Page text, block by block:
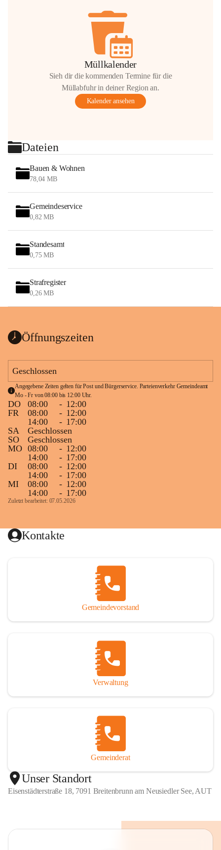
Müllkalender
Sieh dir die kommenden Termine für die
Müllabfuhr in deiner Region an.
Kalender ansehen
Dateien
Bauen & Wohnen
78,04 MB
Gemeindeservice
0,82 MB
Standesamt
0,75 MB
Strafregister
0,26 MB
Öffnungszeiten
Geschlossen
Angegebene Zeiten gelten für Post und Bürgerservice. Parteienverkehr Gemeindeamt
Mo - Fr von 08:00 bis 12:00 Uhr.
DO 08:00 - 12:00
FR
08:00 - 12:00
14:00
- 17:00
SA
Geschlossen
SO
Geschlossen
MO 08:00 - 12:00
14:00
- 17:00
DI
08:00 - 12:00
14:00
- 17:00
MI
08:00 - 12:00
14:00
- 17:00
Zuletzt bearbeitet: 07.05.2026
Kontakte
Gemeindevorstand
Verwaltung
Gemeinderat
Unser Standort
Eisenstädterstraße 18, 7091 Breitenbrunn am Neusiedler See, AUT